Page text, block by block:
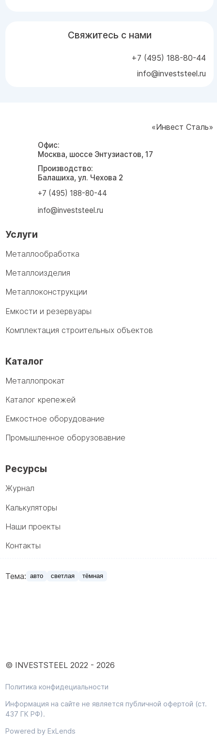
Свяжитесь с нами
+7 (495) 188-80-44
info@investsteel.ru
«Инвест Сталь»
Офис:
Москва, шоссе Энтузиастов, 17
Производство:
Балашиха, ул. Чехова 2
+7 (495) 188-80-44
info@investsteel.ru
Услуги
Металлообработка
Металлоизделия
Металлоконструкции
Емкости и резервуары
Комплектация строительных объектов
Каталог
Металлопрокат
Каталог крепежей
Емкостное оборудование
Промышленное оборузовавние
Ресурсы
Журнал
Калькуляторы
Наши проекты
Контакты
Тема: авто светлая тёмная
© INVESTSTEEL 2022 -2026
Политика конфидециальности
Информация на сайте не является публичной офертой (ст.
437 ГК РФ).
Powered by ExLends